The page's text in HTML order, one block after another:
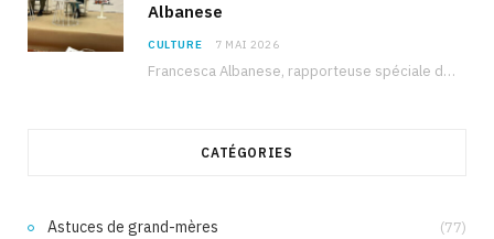
Albanese
CULTURE 7 MAI 2026
Francesca Albanese, rapporteuse spéciale de l’ONU sur les territoires palestiniens occupés, était à Tunis pour…
CATÉGORIES
Astuces de grand-mères (77)